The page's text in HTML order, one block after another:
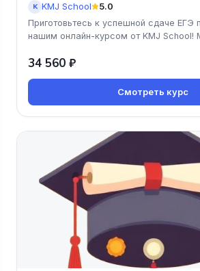
K KMJ School 5.0
Приготовьтесь к успешной сдаче ЕГЭ
нашим онлайн-курсом от KMJ School!
34 560 ₽
Смотреть курс